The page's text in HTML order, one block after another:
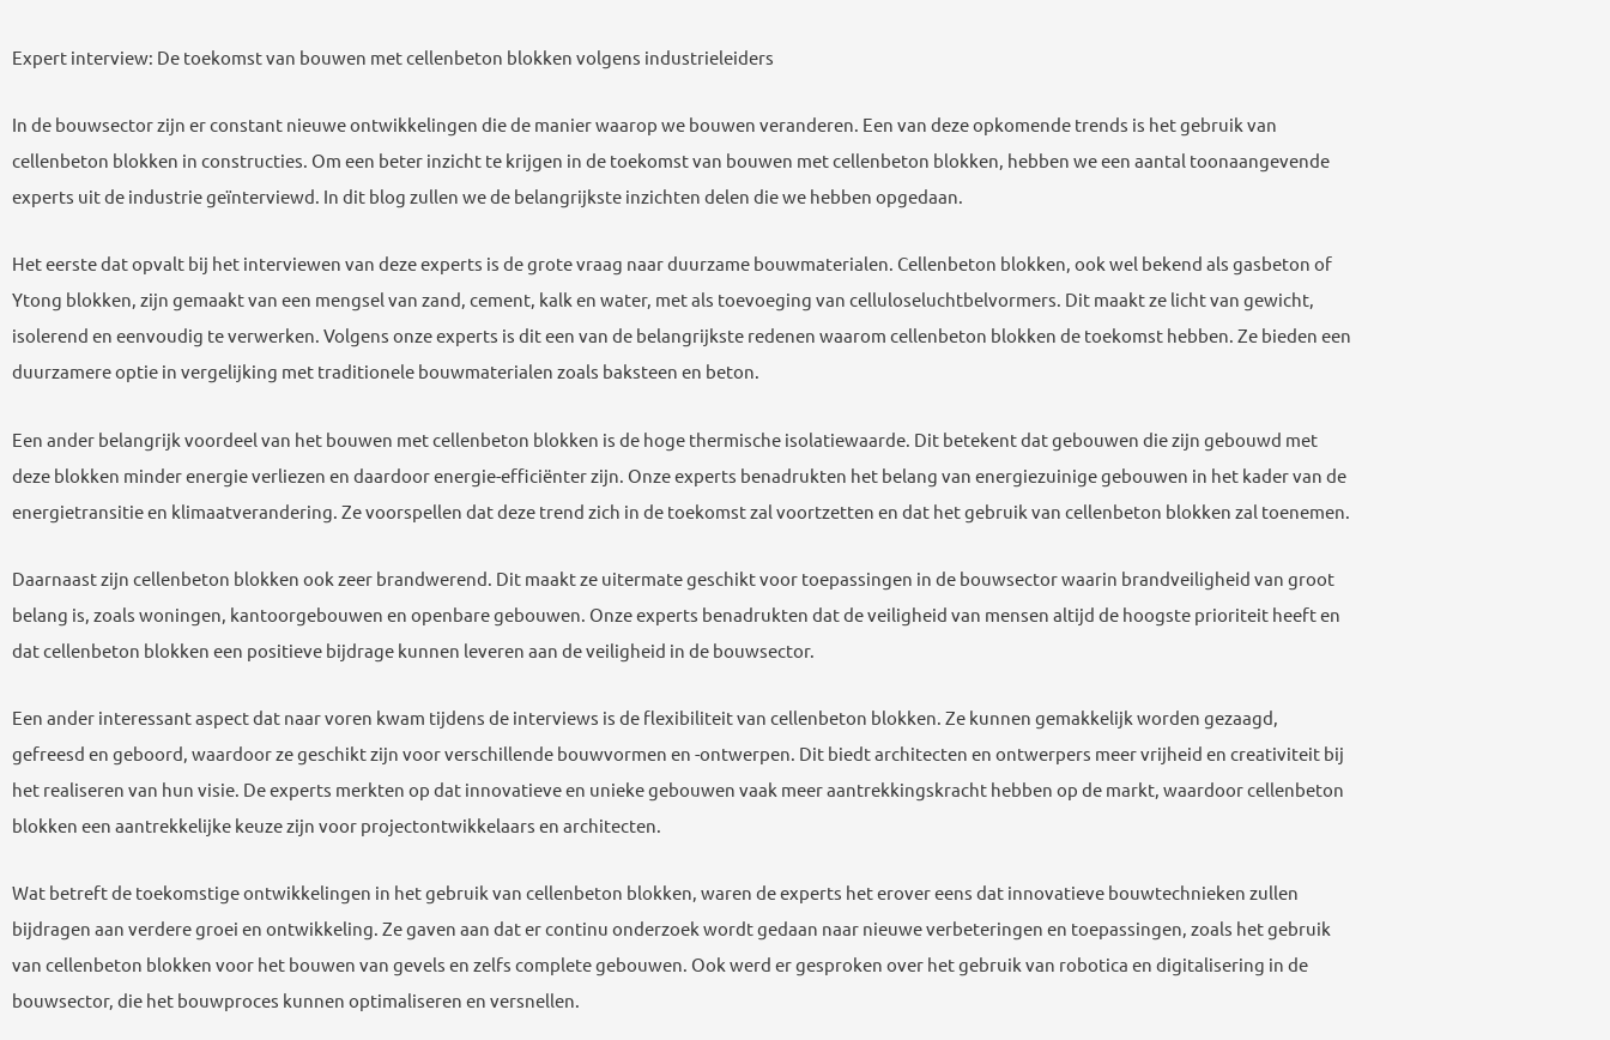
Expert interview: De toekomst van bouwen met cellenbeton blokken volgens industrieleiders
In de bouwsector zijn er constant nieuwe ontwikkelingen die de manier waarop we bouwen veranderen. Een van deze opkomende trends is het gebruik van
cellenbeton blokken in constructies. Om een beter inzicht te krijgen in de toekomst van bouwen met cellenbeton blokken, hebben we een aantal toonaangevende
experts uit de industrie geïnterviewd. In dit blog zullen we de belangrijkste inzichten delen die we hebben opgedaan.
Het eerste dat opvalt bij het interviewen van deze experts is de grote vraag naar duurzame bouwmaterialen. Cellenbeton blokken, ook wel bekend als gasbeton of
Ytong blokken, zijn gemaakt van een mengsel van zand, cement, kalk en water, met als toevoeging van celluloseluchtbelvormers. Dit maakt ze licht van gewicht,
isolerend en eenvoudig te verwerken. Volgens onze experts is dit een van de belangrijkste redenen waarom cellenbeton blokken de toekomst hebben. Ze bieden een
duurzamere optie in vergelijking met traditionele bouwmaterialen zoals baksteen en beton.
Een ander belangrijk voordeel van het bouwen met cellenbeton blokken is de hoge thermische isolatiewaarde. Dit betekent dat gebouwen die zijn gebouwd met
deze blokken minder energie verliezen en daardoor energie-efficiënter zijn. Onze experts benadrukten het belang van energiezuinige gebouwen in het kader van de
energietransitie en klimaatverandering. Ze voorspellen dat deze trend zich in de toekomst zal voortzetten en dat het gebruik van cellenbeton blokken zal toenemen.
Daarnaast zijn cellenbeton blokken ook zeer brandwerend. Dit maakt ze uitermate geschikt voor toepassingen in de bouwsector waarin brandveiligheid van groot
belang is, zoals woningen, kantoorgebouwen en openbare gebouwen. Onze experts benadrukten dat de veiligheid van mensen altijd de hoogste prioriteit heeft en
dat cellenbeton blokken een positieve bijdrage kunnen leveren aan de veiligheid in de bouwsector.
Een ander interessant aspect dat naar voren kwam tijdens de interviews is de flexibiliteit van cellenbeton blokken. Ze kunnen gemakkelijk worden gezaagd,
gefreesd en geboord, waardoor ze geschikt zijn voor verschillende bouwvormen en -ontwerpen. Dit biedt architecten en ontwerpers meer vrijheid en creativiteit bij
het realiseren van hun visie. De experts merkten op dat innovatieve en unieke gebouwen vaak meer aantrekkingskracht hebben op de markt, waardoor cellenbeton
blokken een aantrekkelijke keuze zijn voor projectontwikkelaars en architecten.
Wat betreft de toekomstige ontwikkelingen in het gebruik van cellenbeton blokken, waren de experts het erover eens dat innovatieve bouwtechnieken zullen
bijdragen aan verdere groei en ontwikkeling. Ze gaven aan dat er continu onderzoek wordt gedaan naar nieuwe verbeteringen en toepassingen, zoals het gebruik
van cellenbeton blokken voor het bouwen van gevels en zelfs complete gebouwen. Ook werd er gesproken over het gebruik van robotica en digitalisering in de
bouwsector, die het bouwproces kunnen optimaliseren en versnellen.